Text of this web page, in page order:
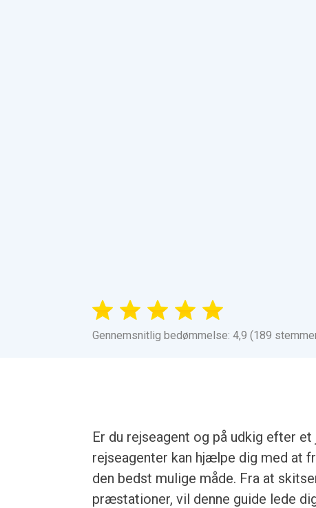
Gennemsnitlig bedømmelse: 4,9 (189
Er du rejseagent og på udkig efter
rejseagenter kan hjælpe dig med at
den bedst mulige måde. Fra at
præstationer, vil denne guide lede